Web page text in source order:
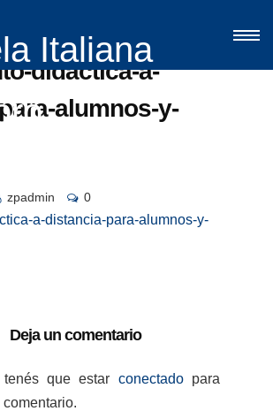
didactica-a-
alumnos-y-
zpadmin 0
a-distancia-para-alumnos-y-
Deja un comentario
tenés que estar conectadopara